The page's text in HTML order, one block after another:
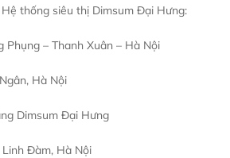
thống siêu thị Dimsum Đại Hưng:
Phụng – Thanh Xuân – Hà Nội
Hà Nội
Dimsum Đại Hưng
Đàm, Hà Nội